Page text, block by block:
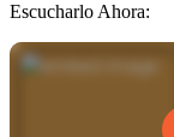
Escucharlo Ahora: